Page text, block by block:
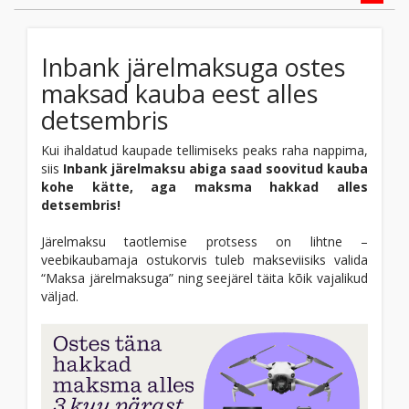
Inbank järelmaksuga ostes
maksad kauba eest alles
detsembris
Kui ihaldatud kaupade tellimiseks peaks raha nappima,
siis Inbank järelmaksu abiga saad soovitud kauba
kohe kätte, aga maksma hakkad alles
detsembris!
Järelmaksu taotlemise protsess on lihtne –
veebikaubamaja ostukorvis tuleb makseviisiks valida
“Maksa järelmaksuga” ning seejärel täita kõik vajalikud
väljad.